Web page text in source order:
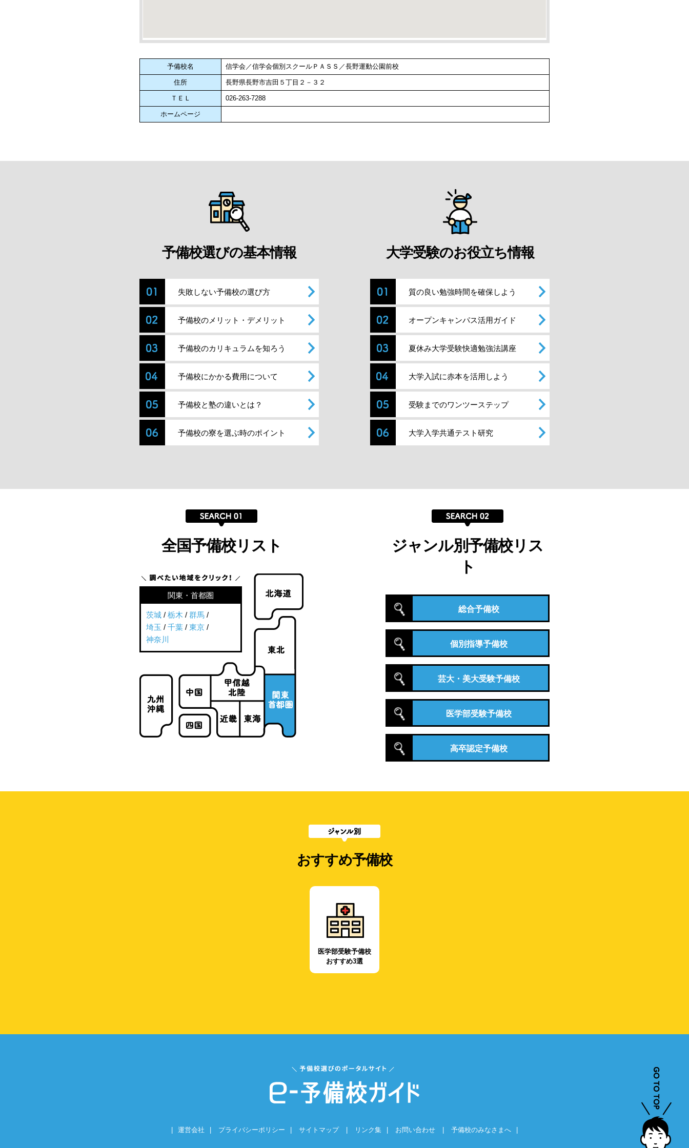
予備校名 信学会／信学会個別スクールＰＡＳＳ／長野運動公園前校
住所 長野県長野市吉田５丁目２－３２
ＴＥＬ 026-263-7288
ホームページ
予備校選びの基本情報
失敗しない予備校の選び方
予備校のメリット・デメリット
予備校のカリキュラムを知ろう
予備校にかかる費用について
予備校と塾の違いとは？
予備校の寮を選ぶ時のポイント
大学受験のお役立ち情報
質の良い勉強時間を確保しよう
オープンキャンパス活用ガイド
夏休み大学受験快適勉強法講座
大学入試に赤本を活用しよう
受験までのワンツーステップ
大学入学共通テスト研究
全国予備校リスト
関東・首都圏
茨城 / 栃木 / 群馬 /
埼玉 / 千葉 / 東京 /
神奈川
ジャンル別予備校リス
ト
総合予備校
個別指導予備校
芸大・美大受験予備校
医学部受験予備校
高卒認定予備校
おすすめ予備校
医学部受験予備校
おすすめ3選
運営会社 プライバシーポリシー サイトマップ リンク集 お問い合わせ 予備校のみなさまへ